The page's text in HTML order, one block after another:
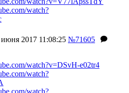
watch?
2017 11:08:25 №71605
watch?v=DSvH-e02tr4
watch?
watch?